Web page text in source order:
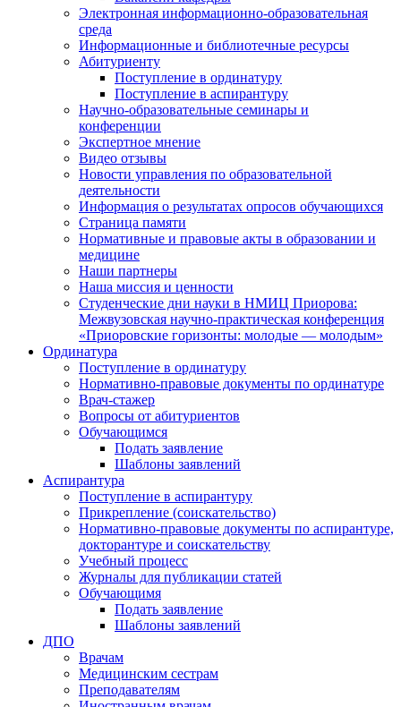
Электронная информационно-образовательная
среда
Информационные и библиотечные ресурсы
Абитуриенту
Поступление в ординатуру
Поступление в аспирантуру
Научно-образовательные семинары и
конференции
Экспертное мнение
Видео отзывы
Новости управления по образовательной
деятельности
Информация о результатах опросов обучающихся
Страница памяти
Нормативные и правовые акты в образовании и
медицине
Наши партнеры
Наша миссия и ценности
Студенческие дни науки в НМИЦ Приорова:
Межвузовская научно-практическая конференция
«Приоровские горизонты: молодые — молодым»
Ординатура
Поступление в ординатуру
Нормативно-правовые документы по ординатуре
Врач-стажер
Вопросы от абитуриентов
Обучающимся
Подать заявление
Шаблоны заявлений
Аспирантура
Поступление в аспирантуру
Прикрепление (соискательство)
Нормативно-правовые документы по аспирантуре,
докторантуре и соискательству
Учебный процесс
Журналы для публикации статей
Обучающимя
Подать заявление
Шаблоны заявлений
ДПО
Врачам
Медицинским сестрам
Преподавателям